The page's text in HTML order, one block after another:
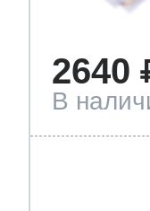
2640
В